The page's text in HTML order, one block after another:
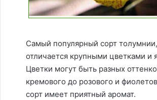
Самый популярный сорт
отличается крупными цветками и
Цветки могут быть разных
кремового до розового и
сорт имеет приятный аромат.